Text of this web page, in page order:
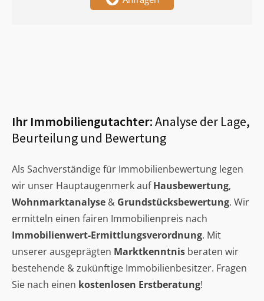
Ihr Immobiliengutachter:Analyse der Lage,
Beurteilung und Bewertung
Als Sachverständige für Immobilienbewertung legen
wir unser Hauptaugenmerk aufHausbewertung,
Wohnmarktanalyse & Grundstücksbewertung. Wir
ermitteln einen fairen Immobilienpreis nach
Immobilienwert-Ermittlungsverordnung. Mit
unserer ausgeprägten Marktkenntnis beraten wir
bestehende & zukünftige Immobilienbesitzer. Fragen
Sie nach einen kostenlosen Erstberatung!